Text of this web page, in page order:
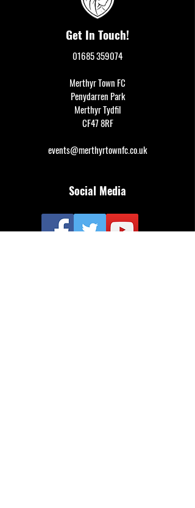
Get In Touch!
01685 359074
Merthyr Town FC
Penydarren Park
Merthyr Tydfil
CF47 8RF
events@merthyrtownfc.co.uk
Social Media